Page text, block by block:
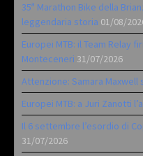
35ª Marathon Bike della
leggendaria storia 01/08/
Europei MTB: il Team Relay
Monteceneri 31/07/2026
Attenzione: Samara
Europei MTB: a Juri Zanotti
Il 6 settembre l’esordio di
31/07/2026